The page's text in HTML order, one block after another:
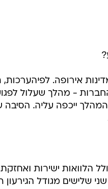
אירופה. לפיהערכות,
- מהלך שעלול
ייכפה עליה. הסיבה
הלוואות ישירות
שני שלישים מגודל